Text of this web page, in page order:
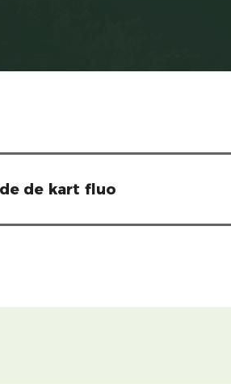
de kart fluo